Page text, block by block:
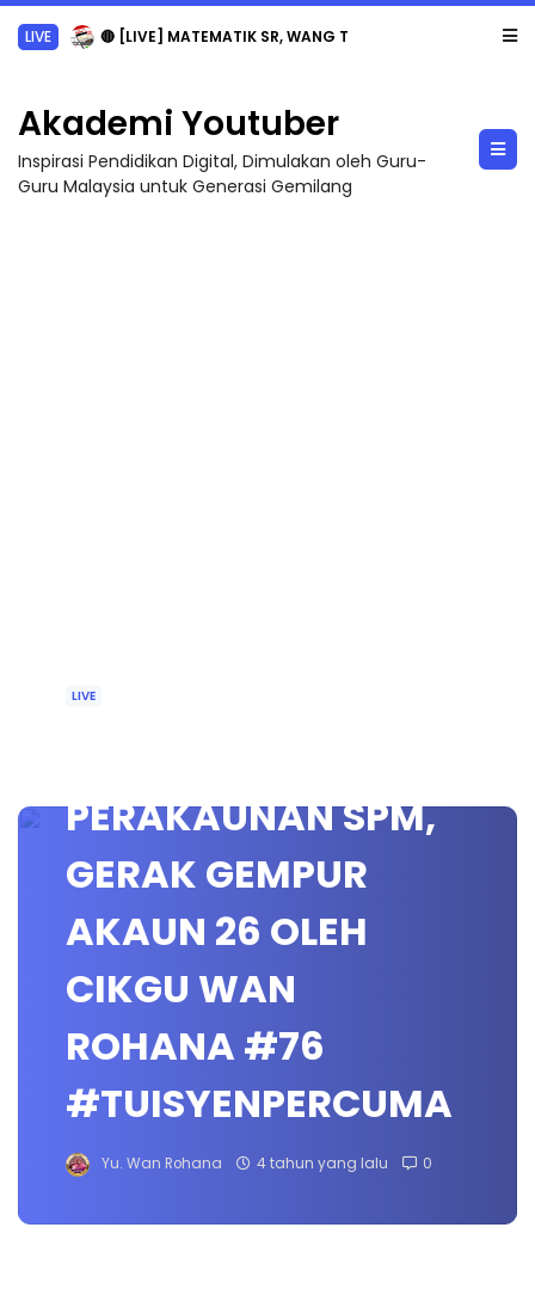
LIVE 🔴 [LIVE] MATEMATIK SR, WANG TAHUN 6 OLEH CIKGU ANITA #ALLINONE #141 #...
Akademi Youtuber
Inspirasi Pendidikan Digital, Dimulakan oleh Guru-
Guru Malaysia untuk Generasi Gemilang
LIVE
PERAKAUNAN SPM,
GERAK GEMPUR
AKAUN 26 OLEH
CIKGU WAN
ROHANA #76
#TUISYENPERCUMA
Yu. Wan Rohana 4 tahun yang lalu 0